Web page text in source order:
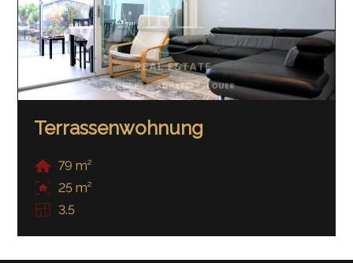
Terrassenwohnung
79 m²
25 m²
3.5